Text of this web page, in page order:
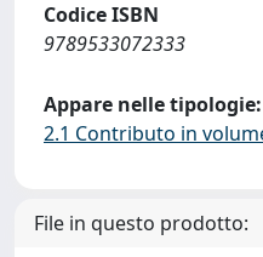
Codice ISBN
9789533072333
Appare nelle tipologie:
2.1 Contributo in
File in questo prodotto: